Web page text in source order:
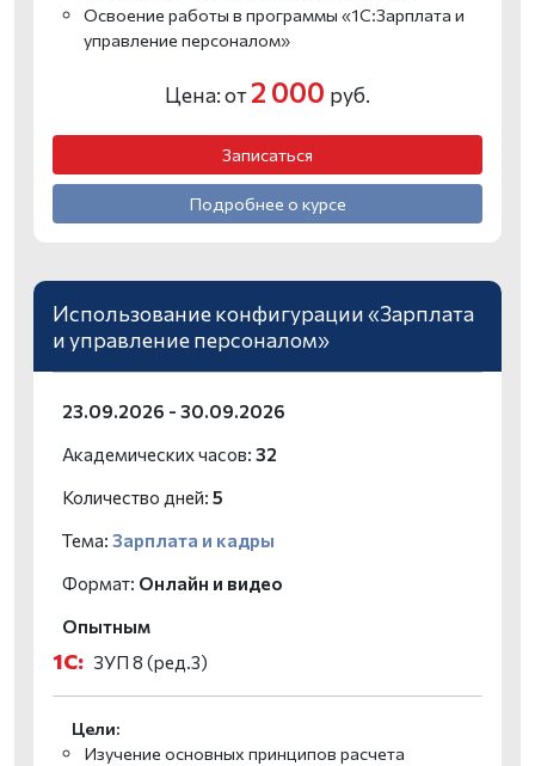
Освоение работы в программы «1С:Зарплата и
управление персоналом»
Цена: от2 000 руб.
Записаться
Подробнее о курсе
Использование конфигурации «Зарплата
и управление персоналом»
23.09.2026 - 30.09.2026
Академических часов: 32
Количество дней: 5
Тема: Зарплата и кадры
Формат: Онлайн и видео
Опытным
1С: ЗУП 8 (ред.3)
Цели:
Изучение основных принципов расчета